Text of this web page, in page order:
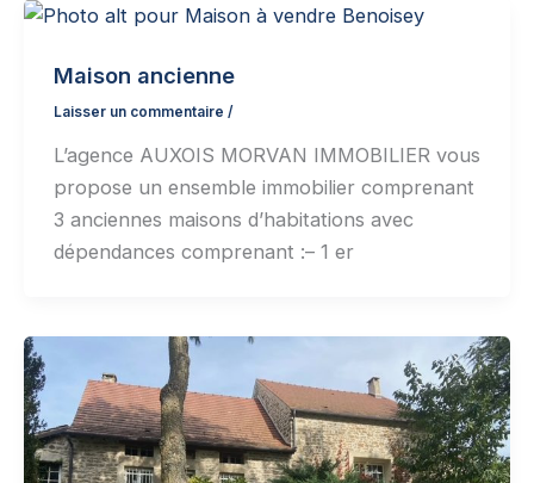
Maison ancienne
Laisser un commentaire /
L’agence AUXOIS MORVAN IMMOBILIER vous
propose un ensemble immobilier comprenant
3 anciennes maisons d’habitations avec
dépendances comprenant :– 1 er